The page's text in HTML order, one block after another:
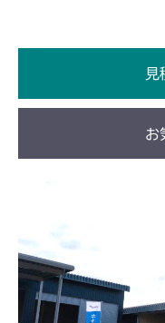
フロン
フロン
フロン
フロン
フロン
フロン
CMX2504
見
お